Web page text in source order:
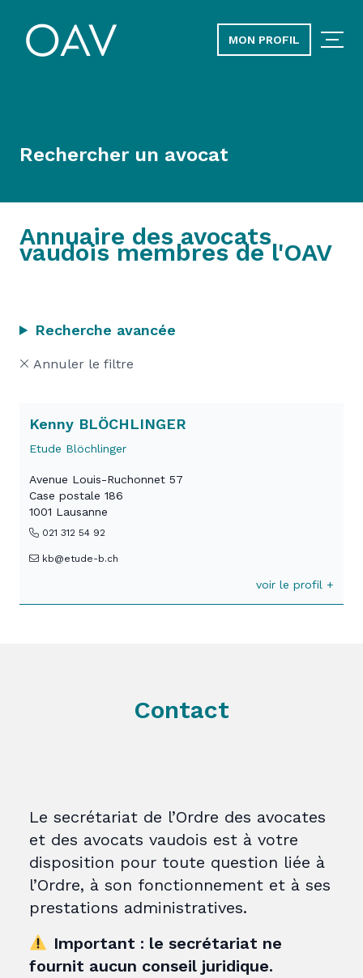
MON PROFIL
Rechercher un avocat
Annuaire des avocats
vaudois membres de l'OAV
Recherche avancée
Annuler le filtre
Kenny BLÖCHLINGER
Etude Blöchlinger
Avenue Louis-Ruchonnet 57
Case postale 186
1001 Lausanne
021 312 54 92
kb@etude-b.ch
voir le profil +
Contact
Le secrétariat de l’Ordre des avocates
et des avocats vaudois est à votre
disposition pour toute question liée à
l’Ordre, à son fonctionnement et à ses
prestations administratives.
Important : le secrétariat ne
fournit aucun conseil juridique.